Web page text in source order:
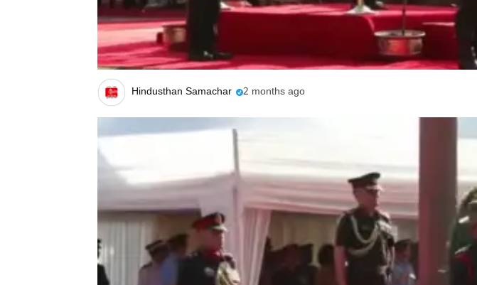
Hindusthan Samachar 2 months ago